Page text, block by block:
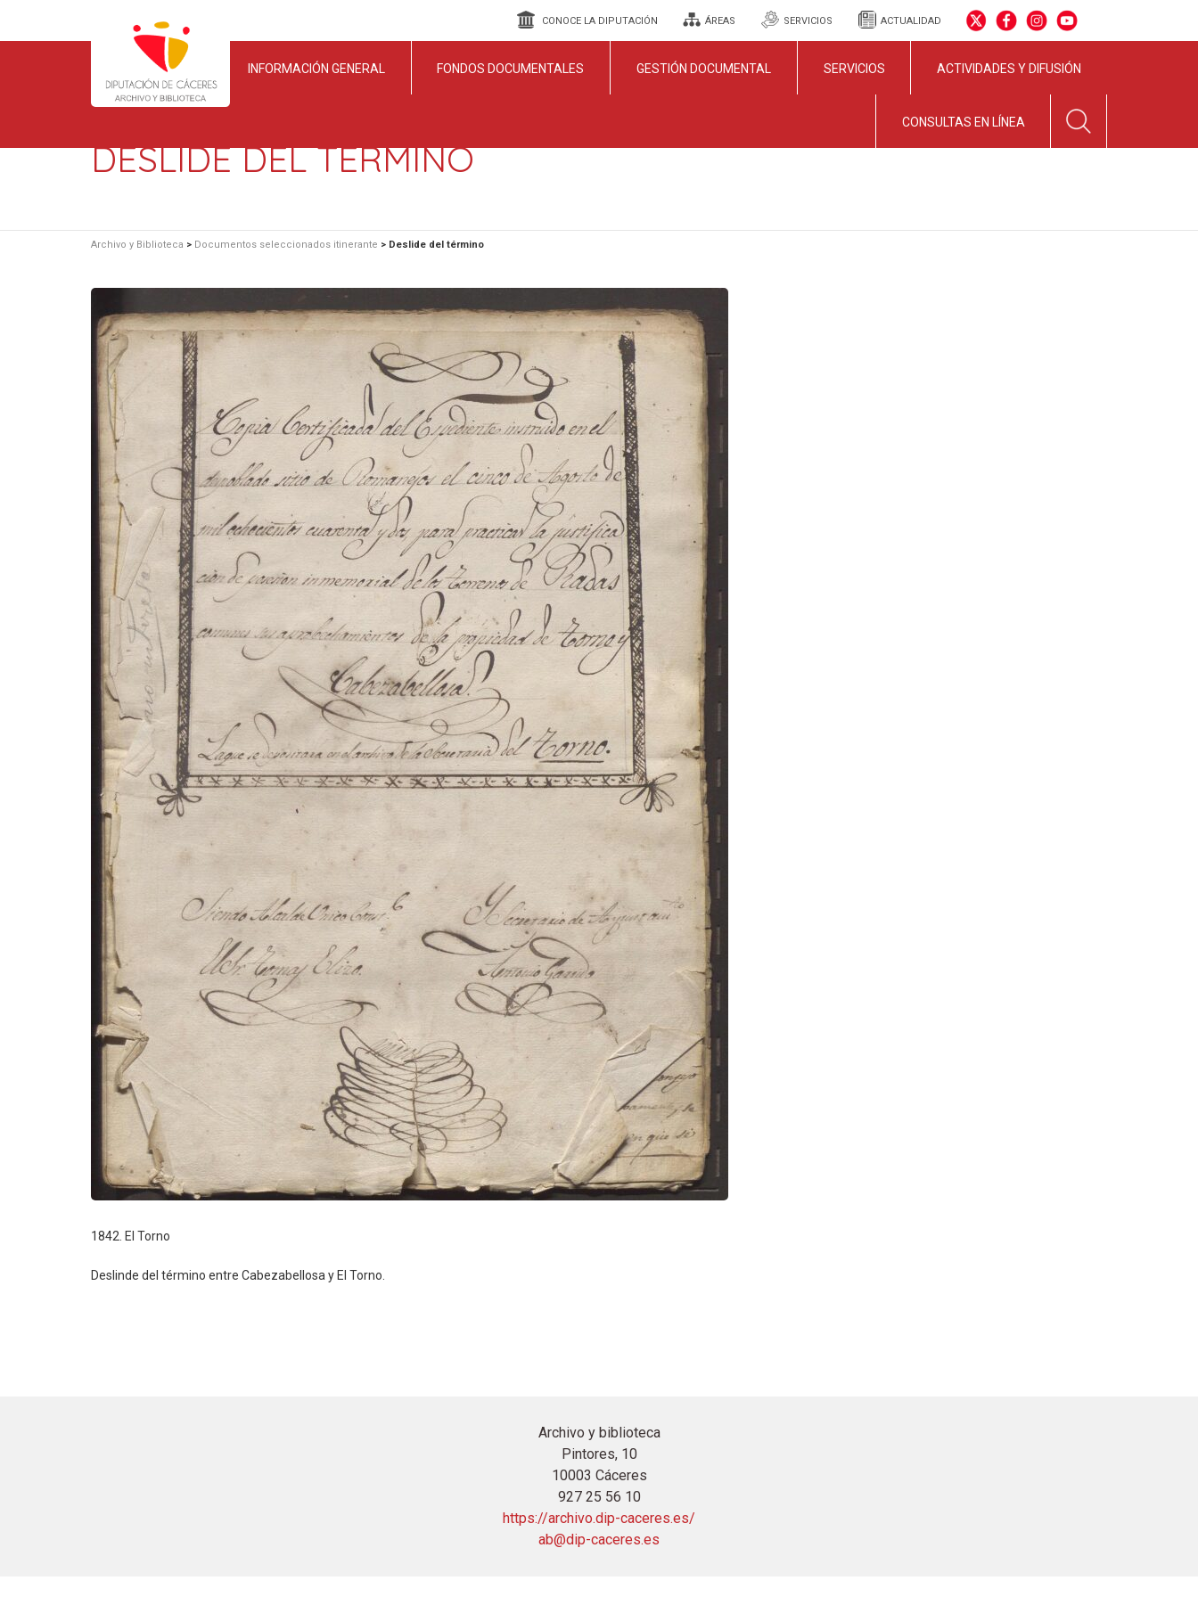
CONOCE LA DIPUTACIÓN ÁREAS SERVICIOS ACTUALIDAD
INFORMACIÓN GENERAL FONDOS DOCUMENTALES GESTIÓN DOCUMENTAL SERVICIOS ACTIVIDADES Y DIFUSIÓN
CONSULTAS EN LÍNEA
DESLIDE DEL TÉRMINO
Archivo y Biblioteca > Documentos seleccionados itinerante > Deslide del término
1842. El Torno
Deslinde del término entre Cabezabellosa y El Torno.
Archivo y biblioteca
Pintores, 10
10003 Cáceres
927 25 56 10
https://archivo.dip-caceres.es/
ab@dip-caceres.es